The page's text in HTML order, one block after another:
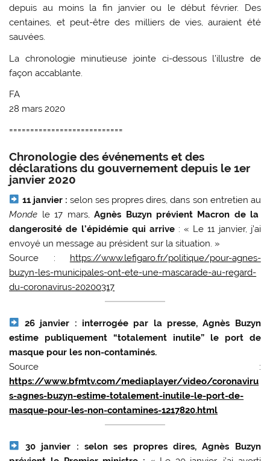
depuis au moins la fin janvier ou le début février. Des
centaines, et peut-être des milliers de vies, auraient été
sauvées.
La chronologie minutieuse jointe ci-dessous l’illustre de
façon accablante.
FA
28 mars 2020
===========================
Chronologie des événements et des
déclarations du gouvernement depuis le 1er
janvier 2020
11 janvier : selon ses propres dires, dans son entretien au
Monde le 17 mars,Agnès Buzyn prévient Macron de la
dangerosité de l’épidémie qui arrive: « Le 11 janvier, j’ai
envoyé un message au président sur la situation. »
Source : https://www.lefigaro.fr/politique/pour-agnes-
buzyn-les-municipales-ont-ete-une-mascarade-au-regard-
du-coronavirus-20200317
26 janvier : interrogée par la presse, Agnès Buzyn
estime publiquement “totalement inutile” le port de
masque pour les non-contaminés.
Source :
https://www.bfmtv.com/mediaplayer/video/coronaviru
s-agnes-buzyn-estime-totalement-inutile-le-port-de-
masque-pour-les-non-contamines-1217820.html
30 janvier : selon ses propres dires, Agnès Buzyn